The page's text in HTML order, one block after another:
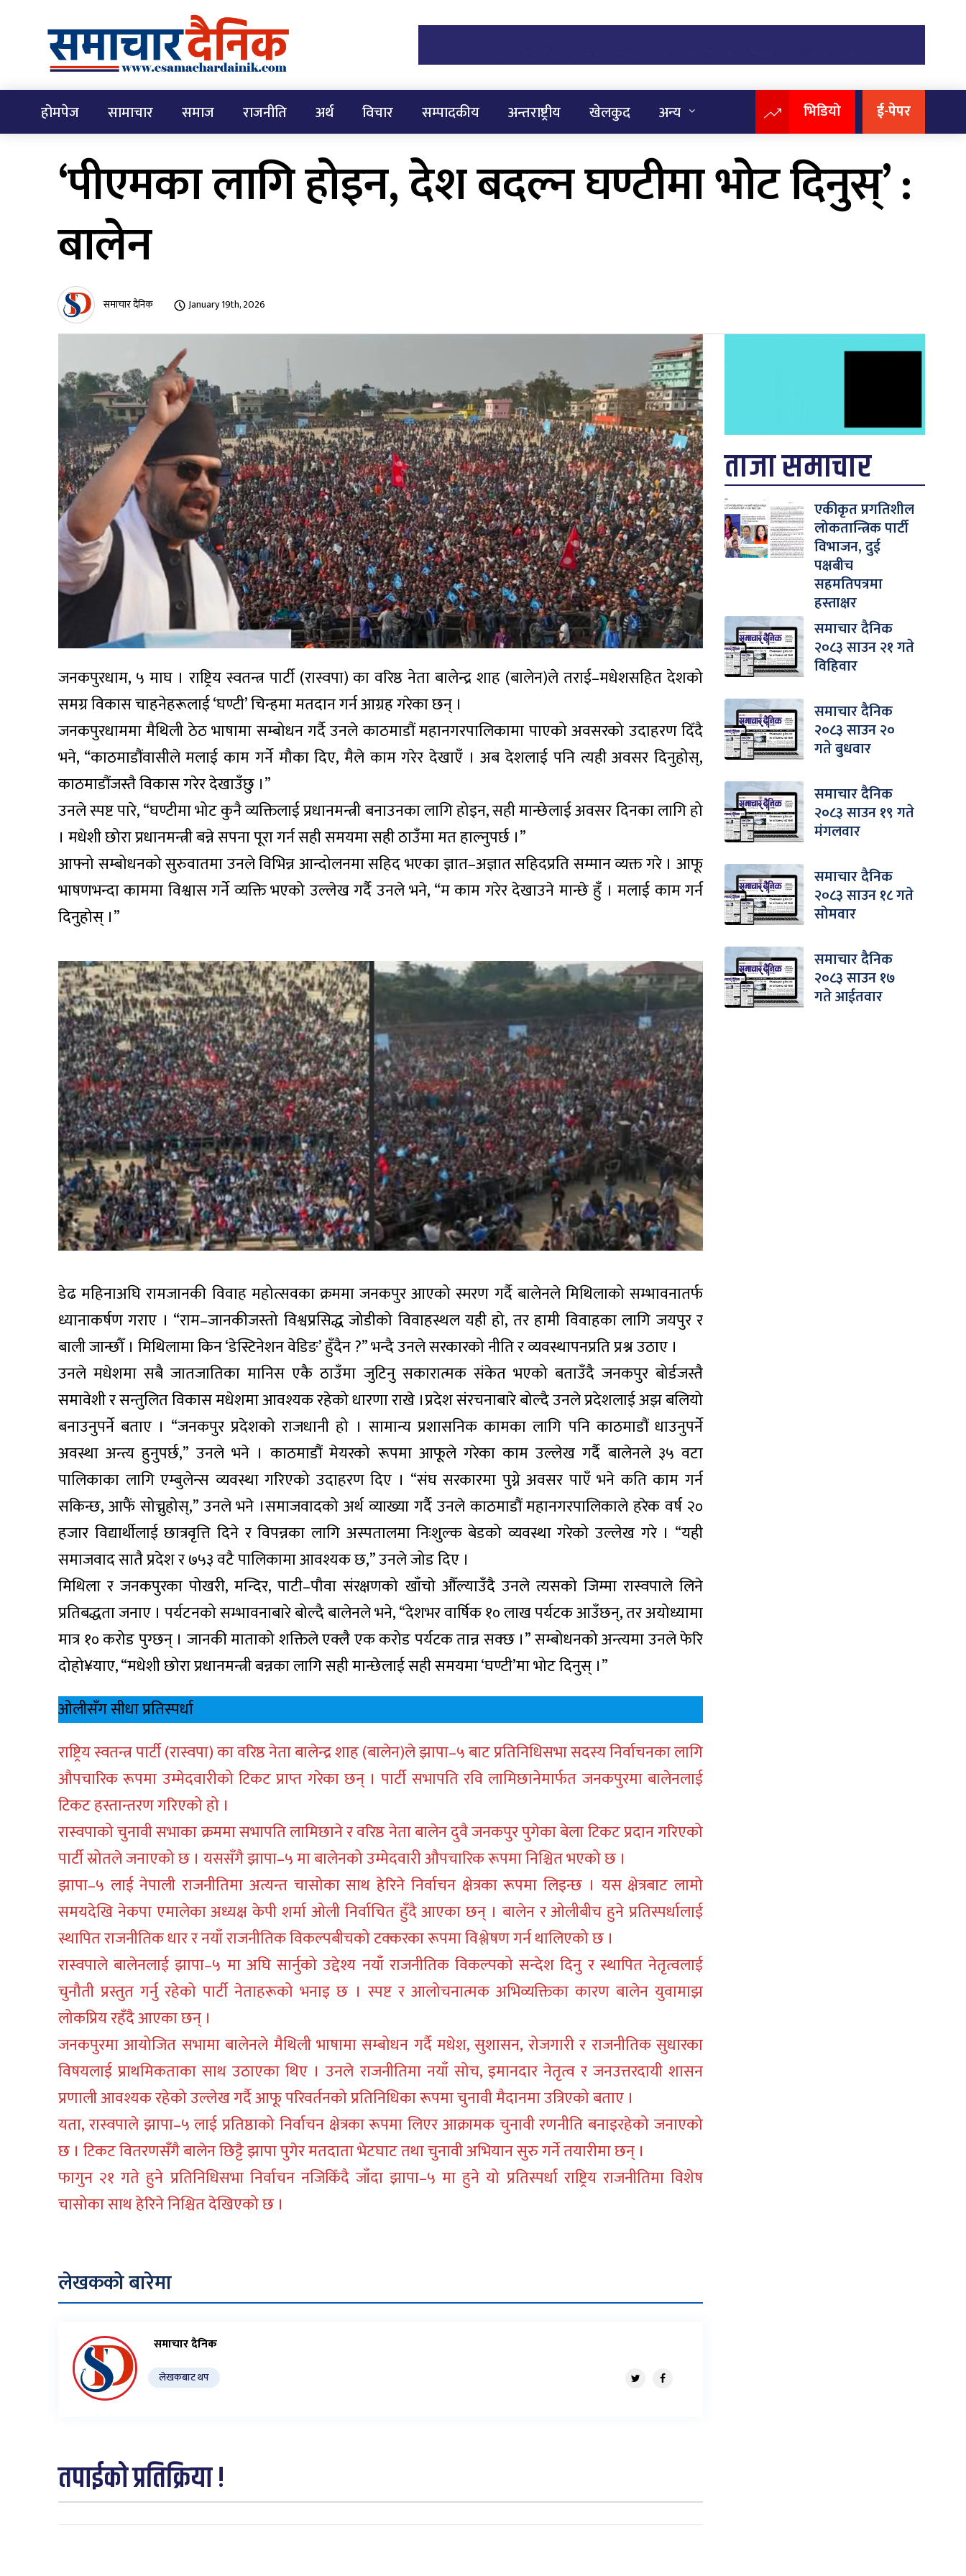
होमपेज सामाचार समाज राजनीति अर्थ विचार सम्पादकीय अन्तराष्ट्रीय खेलकुद अन्य भिडियो ई-पेपर
‘पीएमका लागि होइन, देश बदल्न घण्टीमा भोट दिनुस्’ :
बालेन
समाचार दैनिक January 19th, 2026
जनकपुरधाम, ५ माघ । राष्ट्रिय स्वतन्त्र पार्टी (रास्वपा) का वरिष्ठ नेता बालेन्द्र शाह (बालेन)ले तराई–मधेशसहित देशको
समग्र विकास चाहनेहरूलाई ‘घण्टी’ चिन्हमा मतदान गर्न आग्रह गरेका छन् ।
जनकपुरधाममा मैथिली ठेठ भाषामा सम्बोधन गर्दै उनले काठमाडौं महानगरपालिकामा पाएको अवसरको उदाहरण दिँदै
भने, “काठमाडौंवासीले मलाई काम गर्ने मौका दिए, मैले काम गरेर देखाएँ । अब देशलाई पनि त्यही अवसर दिनुहोस्,
काठमाडौंजस्तै विकास गरेर देखाउँछु ।”
उनले स्पष्ट पारे, “घण्टीमा भोट कुनै व्यक्तिलाई प्रधानमन्त्री बनाउनका लागि होइन, सही मान्छेलाई अवसर दिनका लागि हो
। मधेशी छोरा प्रधानमन्त्री बन्ने सपना पूरा गर्न सही समयमा सही ठाउँमा मत हाल्नुपर्छ ।”
आफ्नो सम्बोधनको सुरुवातमा उनले विभिन्न आन्दोलनमा सहिद भएका ज्ञात–अज्ञात सहिदप्रति सम्मान व्यक्त गरे । आफू
भाषणभन्दा काममा विश्वास गर्ने व्यक्ति भएको उल्लेख गर्दै उनले भने, “म काम गरेर देखाउने मान्छे हुँ । मलाई काम गर्न
दिनुहोस् ।”
डेढ महिनाअघि रामजानकी विवाह महोत्सवका क्रममा जनकपुर आएको स्मरण गर्दै बालेनले मिथिलाको सम्भावनातर्फ
ध्यानाकर्षण गराए । “राम–जानकीजस्तो विश्वप्रसिद्ध जोडीको विवाहस्थल यही हो, तर हामी विवाहका लागि जयपुर र
बाली जान्छौँ । मिथिलामा किन ‘डेस्टिनेशन वेडिङ’ हुँदैन ?” भन्दै उनले सरकारको नीति र व्यवस्थापनप्रति प्रश्न उठाए ।
उनले मधेशमा सबै जातजातिका मानिस एकै ठाउँमा जुटिनु सकारात्मक संकेत भएको बताउँदै जनकपुर बोर्डजस्तै
समावेशी र सन्तुलित विकास मधेशमा आवश्यक रहेको धारणा राखे ।प्रदेश संरचनाबारे बोल्दै उनले प्रदेशलाई अझ बलियो
बनाउनुपर्ने बताए । “जनकपुर प्रदेशको राजधानी हो । सामान्य प्रशासनिक कामका लागि पनि काठमाडौं धाउनुपर्ने
अवस्था अन्त्य हुनुपर्छ,” उनले भने । काठमाडौं मेयरको रूपमा आफूले गरेका काम उल्लेख गर्दै बालेनले ३५ वटा
पालिकाका लागि एम्बुलेन्स व्यवस्था गरिएको उदाहरण दिए । “संघ सरकारमा पुग्ने अवसर पाएँ भने कति काम गर्न
सकिन्छ, आफैं सोच्नुहोस्,” उनले भने ।समाजवादको अर्थ व्याख्या गर्दै उनले काठमाडौं महानगरपालिकाले हरेक वर्ष २०
हजार विद्यार्थीलाई छात्रवृत्ति दिने र विपन्नका लागि अस्पतालमा निःशुल्क बेडको व्यवस्था गरेको उल्लेख गरे । “यही
समाजवाद सातै प्रदेश र ७५३ वटै पालिकामा आवश्यक छ,” उनले जोड दिए ।
मिथिला र जनकपुरका पोखरी, मन्दिर, पाटी–पौवा संरक्षणको खाँचो औँल्याउँदै उनले त्यसको जिम्मा रास्वपाले लिने
प्रतिबद्धता जनाए । पर्यटनको सम्भावनाबारे बोल्दै बालेनले भने, “देशभर वार्षिक १० लाख पर्यटक आउँछन्, तर अयोध्यामा
मात्र १० करोड पुग्छन् । जानकी माताको शक्तिले एक्लै एक करोड पर्यटक तान्न सक्छ ।” सम्बोधनको अन्त्यमा उनले फेरि
दोहो¥याए, “मधेशी छोरा प्रधानमन्त्री बन्नका लागि सही मान्छेलाई सही समयमा ‘घण्टी’मा भोट दिनुस् ।”
ओलीसँग सीधा प्रतिस्पर्धा
राष्ट्रिय स्वतन्त्र पार्टी (रास्वपा) का वरिष्ठ नेता बालेन्द्र शाह (बालेन)ले झापा–५ बाट प्रतिनिधिसभा सदस्य निर्वाचनका लागि
औपचारिक रूपमा उम्मेदवारीको टिकट प्राप्त गरेका छन् । पार्टी सभापति रवि लामिछानेमार्फत जनकपुरमा बालेनलाई
टिकट हस्तान्तरण गरिएको हो ।
रास्वपाको चुनावी सभाका क्रममा सभापति लामिछाने र वरिष्ठ नेता बालेन दुवै जनकपुर पुगेका बेला टिकट प्रदान गरिएको
पार्टी स्रोतले जनाएको छ । यससँगै झापा–५ मा बालेनको उम्मेदवारी औपचारिक रूपमा निश्चित भएको छ ।
झापा–५ लाई नेपाली राजनीतिमा अत्यन्त चासोका साथ हेरिने निर्वाचन क्षेत्रका रूपमा लिइन्छ । यस क्षेत्रबाट लामो
समयदेखि नेकपा एमालेका अध्यक्ष केपी शर्मा ओली निर्वाचित हुँदै आएका छन् । बालेन र ओलीबीच हुने प्रतिस्पर्धालाई
स्थापित राजनीतिक धार र नयाँ राजनीतिक विकल्पबीचको टक्करका रूपमा विश्लेषण गर्न थालिएको छ ।
रास्वपाले बालेनलाई झापा–५ मा अघि सार्नुको उद्देश्य नयाँ राजनीतिक विकल्पको सन्देश दिनु र स्थापित नेतृत्वलाई
चुनौती प्रस्तुत गर्नु रहेको पार्टी नेताहरूको भनाइ छ । स्पष्ट र आलोचनात्मक अभिव्यक्तिका कारण बालेन युवामाझ
लोकप्रिय रहँदै आएका छन् ।
जनकपुरमा आयोजित सभामा बालेनले मैथिली भाषामा सम्बोधन गर्दै मधेश, सुशासन, रोजगारी र राजनीतिक सुधारका
विषयलाई प्राथमिकताका साथ उठाएका थिए । उनले राजनीतिमा नयाँ सोच, इमानदार नेतृत्व र जनउत्तरदायी शासन
प्रणाली आवश्यक रहेको उल्लेख गर्दै आफू परिवर्तनको प्रतिनिधिका रूपमा चुनावी मैदानमा उत्रिएको बताए ।
यता, रास्वपाले झापा–५ लाई प्रतिष्ठाको निर्वाचन क्षेत्रका रूपमा लिएर आक्रामक चुनावी रणनीति बनाइरहेको जनाएको
छ । टिकट वितरणसँगै बालेन छिट्टै झापा पुगेर मतदाता भेटघाट तथा चुनावी अभियान सुरु गर्ने तयारीमा छन् ।
फागुन २१ गते हुने प्रतिनिधिसभा निर्वाचन नजिकिँदै जाँदा झापा–५ मा हुने यो प्रतिस्पर्धा राष्ट्रिय राजनीतिमा विशेष
चासोका साथ हेरिने निश्चित देखिएको छ ।
लेखकको बारेमा
समाचार दैनिक
लेखकबाट थप
तपाईको प्रतिक्रिया !
ताजा समाचार
एकीकृत प्रगतिशील
लोकतान्त्रिक पार्टी
विभाजन, दुई
पक्षबीच
सहमतिपत्रमा
हस्ताक्षर
समाचार दैनिक
२०८३ साउन २१ गते
विहिवार
समाचार दैनिक
२०८३ साउन २०
गते बुधवार
समाचार दैनिक
२०८३ साउन १९ गते
मंगलवार
समाचार दैनिक
२०८३ साउन १८ गते
सोमवार
समाचार दैनिक
२०८३ साउन १७
गते आईतवार